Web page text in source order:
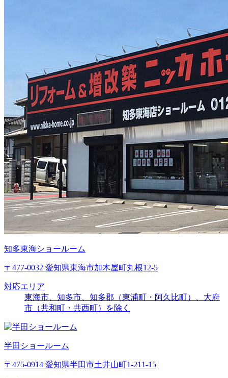
知多東海ショールーム
〒477-0032 愛知県東海市加木屋町丸根12-5
対応エリア
東海市、知多市、知多郡（東浦町・阿久比町）、大府
市（共和町・共西町）を除く
半田ショールーム
〒475-0914 愛知県半田市土井山町1-211-15